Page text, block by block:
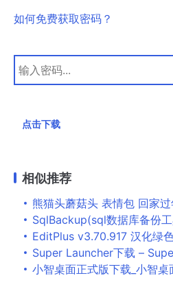
如何免费获取密码？
点击下载
相似推荐
熊猫头蘑菇头 表情包 回家过年熊
SqlBackup(sql数据库备份
EditPlus v3.70.917 汉化绿色
Super Launcher下载 – Super
小智桌面正式版下载_小智桌面